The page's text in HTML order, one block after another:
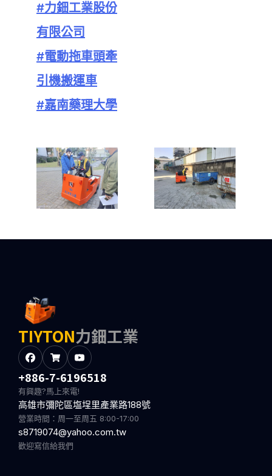
#力鈿工業股份
有限公司
#電動拖車頭牽
引機搬運車
#嘉南藥理大學
TIYTON力鈿工業
+886-7-6196518
有興趣?馬上來電!
高雄市彌陀區塩埕里產業路188號
營業時間：周一至周五 8:00-17:00
s8719074@yahoo.com.tw
歡迎寫信給我們